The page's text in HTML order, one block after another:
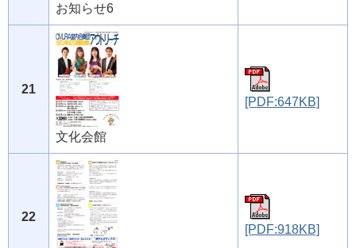
お知らせ6
21
文化会館
[PDF:647KB]
22
[PDF:918KB]